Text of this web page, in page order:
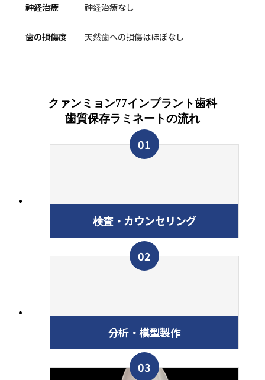
神経治療なし
天然歯への損傷はほぼなし
クァンミョン77インプラント歯科
歯質保存ラミネートの流れ
01
検査・カウンセリング
02
分析・模型製作
03